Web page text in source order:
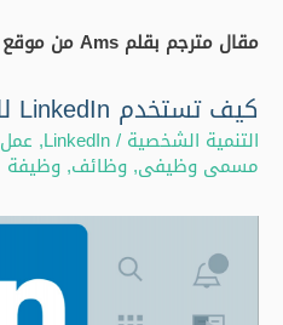
مقال مترجم بقلم Ams من موقع To you, from A
كيف تستخدم LinkedIn للحصول على وظيفة
التنمية الشخصية /
LinkedIn
, عمل
مسمى وظيفى, وظائف, وظيفة